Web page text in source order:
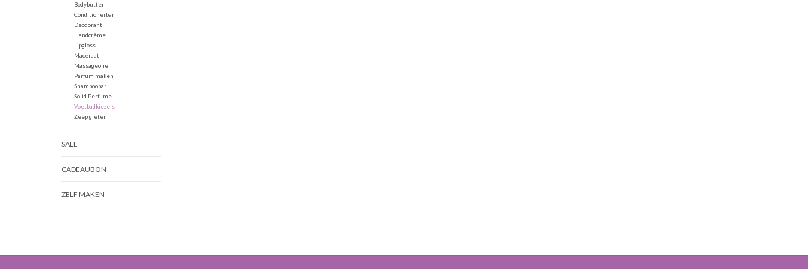
Bodybutter
Conditionerbar
Deodorant
Handcrème
Lipgloss
Maceraat
Massageolie
Parfum maken
Shampoobar
Solid Perfume
Voetbadkiezels
Zeep gieten
SALE
CADEAUBON
ZELF MAKEN